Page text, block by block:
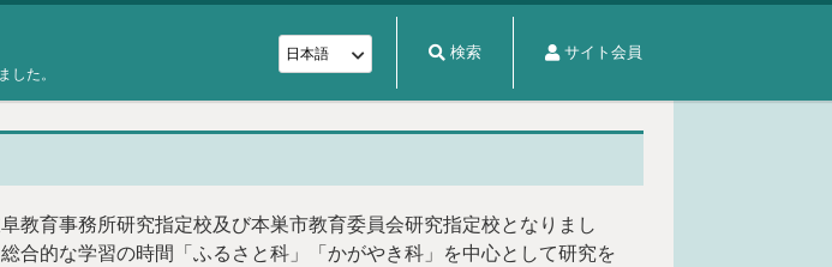
した。
検索 サイト会員
教育事務所研究指定校及び本巣市教育委員会研究指定校となりまし
合的な学習の時間「ふるさと科」「かがやき科」を中心として研究を